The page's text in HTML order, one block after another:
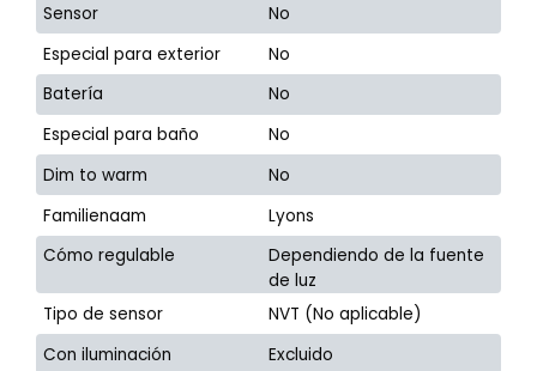
Sensor
No
Especial para exterior
No
Batería
No
Especial para baño
No
Dim to warm
No
Familienaam
Lyons
Cómo regulable
Dependiendo de la fuente
de luz
Tipo de sensor
NVT (No aplicable)
Con iluminación
Excluido